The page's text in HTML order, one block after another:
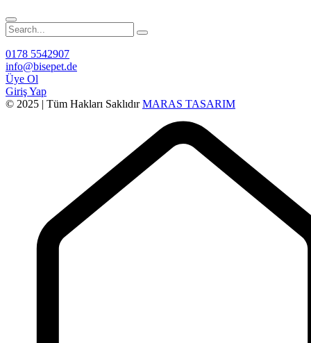
0178 5542907
info@bisepet.de
Üye Ol
Giriş Yap
© 2025 | Tüm Hakları SaklıdırMARAS TASARIM